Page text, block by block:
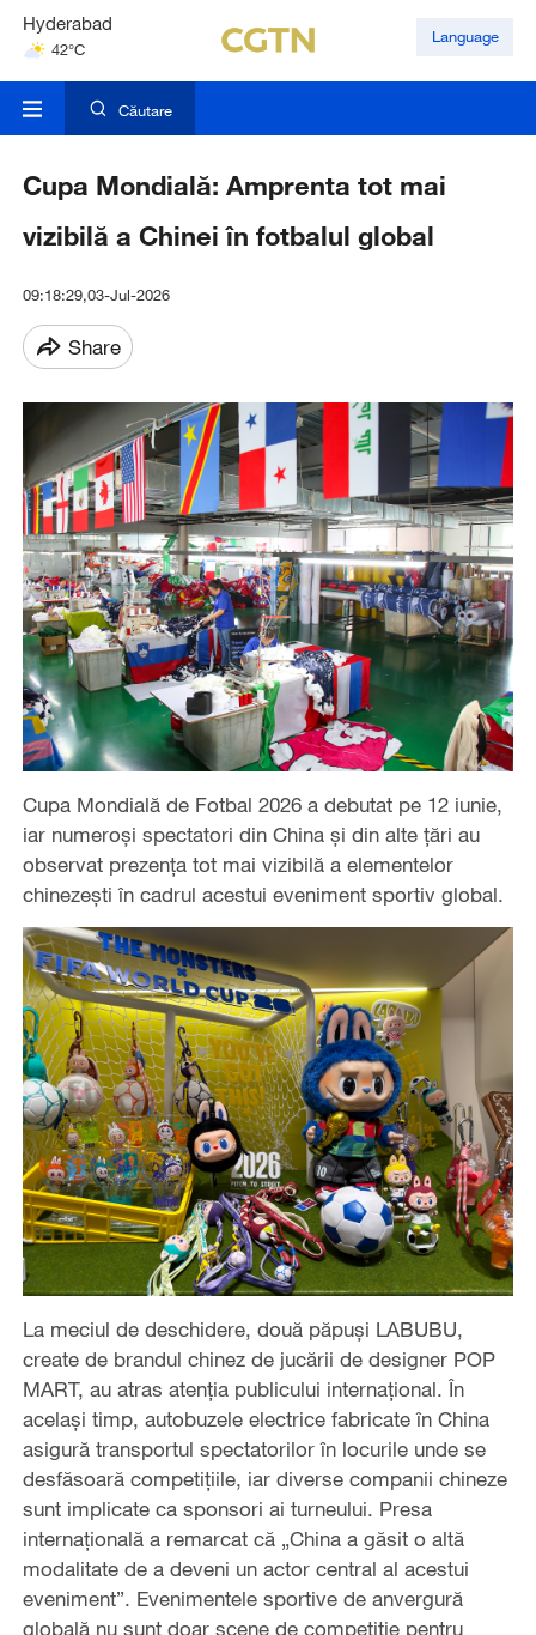
Hyderabad
42°C
Mumbai
Language
Căutare
Cupa Mondială: Amprenta tot mai
vizibilă a Chinei în fotbalul global
09:18:29,03-Jul-2026
Share
Cupa Mondială de Fotbal 2026 a debutat pe 12 iunie,
iar numeroși spectatori din China și din alte țări au
observat prezența tot mai vizibilă a elementelor
chinezești în cadrul acestui eveniment sportiv global.
La meciul de deschidere, două păpuși LABUBU,
create de brandul chinez de jucării de designer POP
MART, au atras atenția publicului internațional. În
același timp, autobuzele electrice fabricate în China
asigură transportul spectatorilor în locurile unde se
desfăsoară competițiile, iar diverse companii chineze
sunt implicate ca sponsori ai turneului. Presa
internațională a remarcat că „China a găsit o altă
modalitate de a deveni un actor central al acestui
eveniment”. Evenimentele sportive de anvergură
globală nu sunt doar scene de competiție pentru